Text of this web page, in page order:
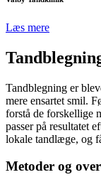
Læs mere
Tandblegning er
mere ensartet smil.
forstå de forskellige
passer på resultatet
lokale tandlæge, og
Metoder og